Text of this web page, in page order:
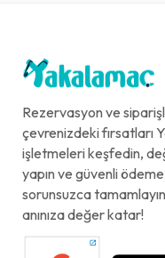
Rezervasyon ve
çevrenizdeki fırsatları
işletmeleri keşfedin,
yapın ve güvenli
sorunsuzca
anınıza değer katar!